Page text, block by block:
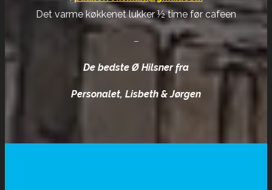
Det varme køkkenet lukker ½ time før cafeen
–
De bedste Ø Hilsner fra
Personalet, Lisbeth & Jørgen